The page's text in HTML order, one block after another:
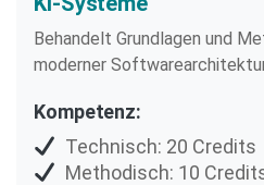
Behandelt Grundlagen und
moderner
Kompetenz:
Technisch: 20 Credits
Methodisch: 10